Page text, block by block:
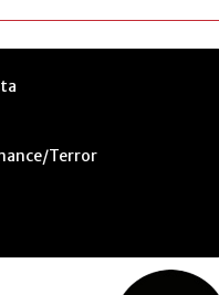
Terror